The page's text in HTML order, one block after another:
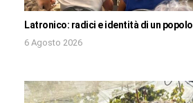
Latronico: radici e identità di un popolo
6 Agosto 2026